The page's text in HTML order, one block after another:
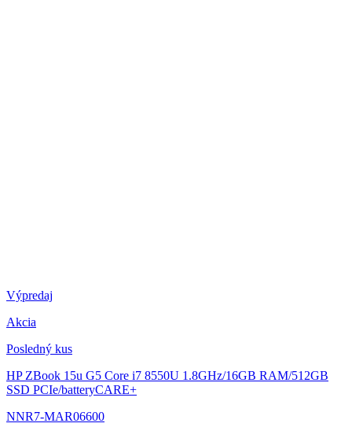
Výpredaj
Akcia
Posledný kus
HP ZBook 15u G5 Core i7 8550U 1.8GHz/16GB RAM/512GB
SSD PCIe/batteryCARE+
NNR7-MAR06600